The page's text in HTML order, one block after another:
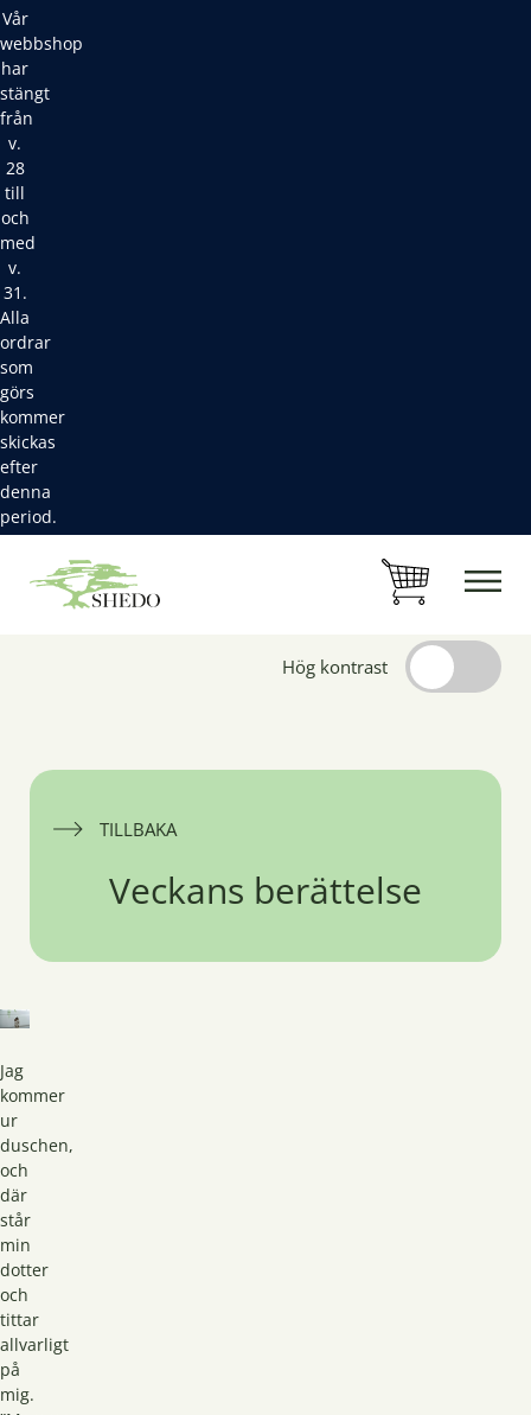
Vår
webbshop
har
stängt
från
v.
28
till
och
med
v.
31.
Alla
ordrar
som
görs
kommer
skickas
efter
denna
period.
Hög kontrast
TILLBAKA
Veckans berättelse
Jag
kommer
ur
duschen,
och
där
står
min
dotter
och
tittar
allvarligt
på
mig.